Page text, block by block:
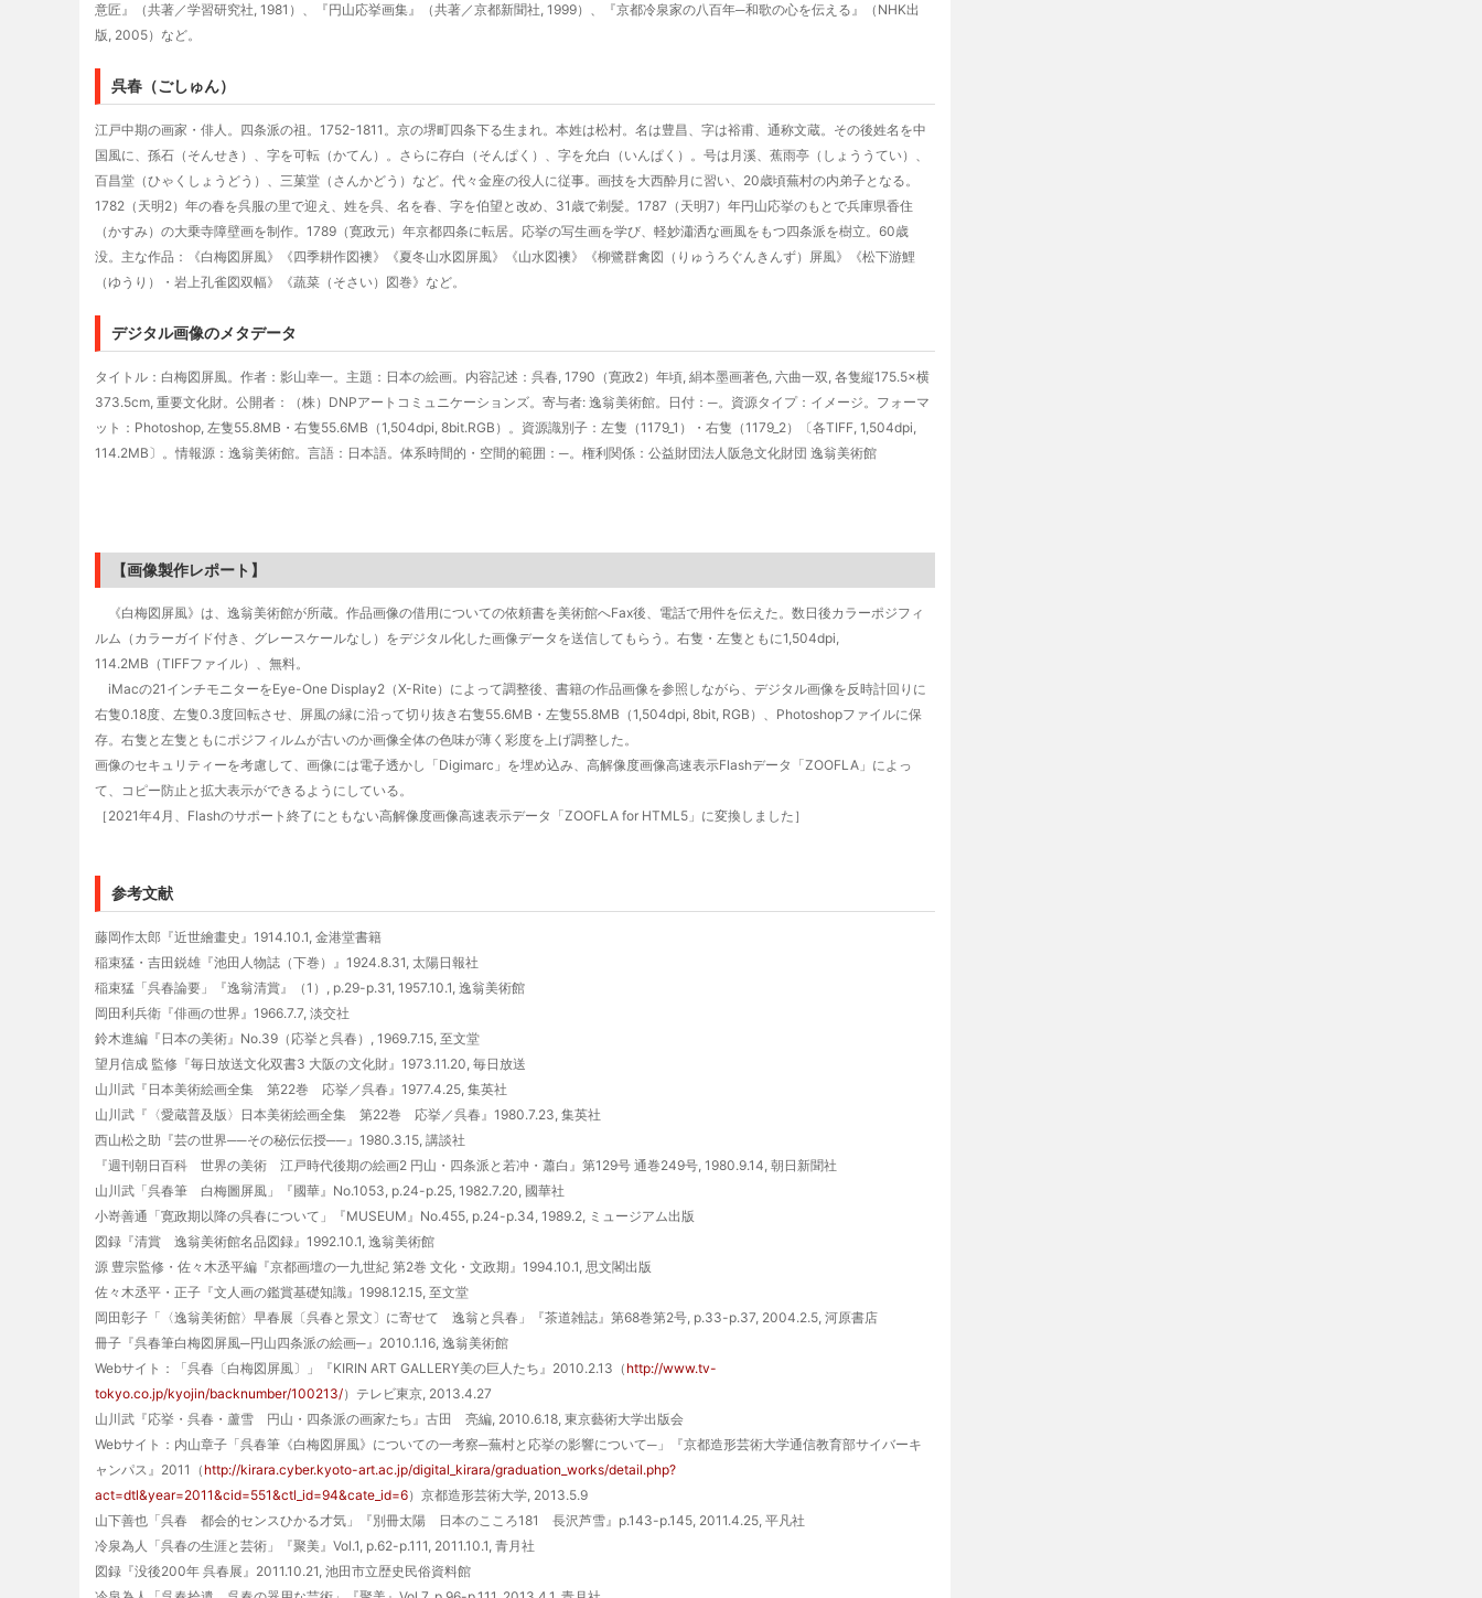
意匠』（共著／学習研究社, 1981）、『円山応挙画集』（共著／京都新聞社, 1999）、『京都冷泉家の八百年─和歌の心を伝える』（NHK出
版, 2005）など。
呉春（ごしゅん）
江戸中期の画家・俳人。四条派の祖。1752-1811。京の堺町四条下る生まれ。本姓は松村。名は豊昌、字は裕甫、通称文蔵。その後姓名を中
国風に、孫石（そんせき）、字を可転（かてん）。さらに存白（そんぱく）、字を允白（いんぱく）。号は月溪、蕉雨亭（しょううてい）、
百昌堂（ひゃくしょうどう）、三菓堂（さんかどう）など。代々金座の役人に従事。画技を大西酔月に習い、20歳頃蕪村の内弟子となる。
1782（天明2）年の春を呉服の里で迎え、姓を呉、名を春、字を伯望と改め、31歳で剃髪。1787（天明7）年円山応挙のもとで兵庫県香住
（かすみ）の大乗寺障壁画を制作。1789（寛政元）年京都四条に転居。応挙の写生画を学び、軽妙瀟洒な画風をもつ四条派を樹立。60歳
没。主な作品：《白梅図屏風》《四季耕作図襖》《夏冬山水図屏風》《山水図襖》《柳鷺群禽図（りゅうろぐんきんず）屏風》《松下游鯉
（ゆうり）・岩上孔雀図双幅》《蔬菜（そさい）図巻》など。
デジタル画像のメタデータ
タイトル：白梅図屏風。作者：影山幸一。主題：日本の絵画。内容記述：呉春, 1790（寛政2）年頃, 絹本墨画著色, 六曲一双, 各隻縦175.5×横
373.5cm, 重要文化財。公開者：（株）DNPアートコミュニケーションズ。寄与者: 逸翁美術館。日付：─。資源タイプ：イメージ。フォーマ
ット：Photoshop, 左隻55.8MB・右隻55.6MB（1,504dpi, 8bit.RGB）。資源識別子：左隻（1179_1）・右隻（1179_2）〔各TIFF, 1,504dpi,
114.2MB〕。情報源：逸翁美術館。言語：日本語。体系時間的・空間的範囲：─。権利関係：公益財団法人阪急文化財団 逸翁美術館
【画像製作レポート】
《白梅図屏風》は、逸翁美術館が所蔵。作品画像の借用についての依頼書を美術館へFax後、電話で用件を伝えた。数日後カラーポジフィ
ルム（カラーガイド付き、グレースケールなし）をデジタル化した画像データを送信してもらう。右隻・左隻ともに1,504dpi,
114.2MB（TIFFファイル）、無料。
iMacの21インチモニターをEye-One Display2（X-Rite）によって調整後、書籍の作品画像を参照しながら、デジタル画像を反時計回りに
右隻0.18度、左隻0.3度回転させ、屏風の縁に沿って切り抜き右隻55.6MB・左隻55.8MB（1,504dpi, 8bit, RGB）、Photoshopファイルに保
存。右隻と左隻ともにポジフィルムが古いのか画像全体の色味が薄く彩度を上げ調整した。
画像のセキュリティーを考慮して、画像には電子透かし「Digimarc」を埋め込み、高解像度画像高速表示Flashデータ「ZOOFLA」によっ
て、コピー防止と拡大表示ができるようにしている。
［2021年4月、Flashのサポート終了にともない高解像度画像高速表示データ「ZOOFLA for HTML5」に変換しました］
参考文献
藤岡作太郎『近世繪畫史』1914.10.1, 金港堂書籍
稲束猛・吉田鋭雄『池田人物誌（下巻）』1924.8.31, 太陽日報社
稲束猛「呉春論要」『逸翁清賞』（1）, p.29-p.31, 1957.10.1, 逸翁美術館
岡田利兵衛『俳画の世界』1966.7.7, 淡交社
鈴木進編『日本の美術』No.39（応挙と呉春）, 1969.7.15, 至文堂
望月信成 監修『毎日放送文化双書3 大阪の文化財』1973.11.20, 毎日放送
山川武『日本美術絵画全集 第22巻 応挙／呉春』1977.4.25, 集英社
山川武『〈愛蔵普及版〉日本美術絵画全集 第22巻 応挙／呉春』1980.7.23, 集英社
西山松之助『芸の世界──その秘伝伝授──』1980.3.15, 講談社
『週刊朝日百科 世界の美術 江戸時代後期の絵画2 円山・四条派と若冲・蕭白』第129号 通巻249号, 1980.9.14, 朝日新聞社
山川武「呉春筆 白梅圖屏風」『國華』No.1053, p.24-p.25, 1982.7.20, 國華社
小嵜善通「寛政期以降の呉春について」『MUSEUM』No.455, p.24-p.34, 1989.2, ミュージアム出版
図録『清賞 逸翁美術館名品図録』1992.10.1, 逸翁美術館
源 豊宗監修・佐々木丞平編『京都画壇の一九世紀 第2巻 文化・文政期』1994.10.1, 思文閣出版
佐々木丞平・正子『文人画の鑑賞基礎知識』1998.12.15, 至文堂
岡田彰子「〈逸翁美術館〉早春展〔呉春と景文〕に寄せて 逸翁と呉春」『茶道雑誌』第68巻第2号, p.33-p.37, 2004.2.5, 河原書店
冊子『呉春筆白梅図屏風─円山四条派の絵画─』2010.1.16, 逸翁美術館
Webサイト：「呉春〔白梅図屏風〕」『KIRIN ART GALLERY美の巨人たち』2010.2.13（ http://www.tv-
tokyo.co.jp/kyojin/backnumber/100213/）テレビ東京, 2013.4.27
山川武『応挙・呉春・蘆雪 円山・四条派の画家たち』古田 亮編, 2010.6.18, 東京藝術大学出版会
Webサイト：内山章子「呉春筆《白梅図屏風》についての一考察─蕪村と応挙の影響について─」『京都造形芸術大学通信教育部サイバーキ
ャンパス』2011（ http://kirara.cyber.kyoto-art.ac.jp/digital_kirara/graduation_works/detail.php?
act=dtl&year=2011&cid=551&ctl_id=94&cate_id=6）京都造形芸術大学, 2013.5.9
山下善也「呉春 都会的センスひかる才気」『別冊太陽 日本のこころ181 長沢芦雪』p.143-p.145, 2011.4.25, 平凡社
冷泉為人「呉春の生涯と芸術」『聚美』Vol.1, p.62-p.111, 2011.10.1, 青月社
図録『没後200年 呉春展』2011.10.21, 池田市立歴史民俗資料館